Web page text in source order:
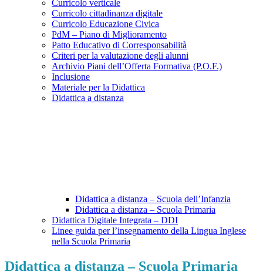
Curricolo verticale
Curricolo cittadinanza digitale
Curricolo Educazione Civica
PdM – Piano di Miglioramento
Patto Educativo di Corresponsabilità
Criteri per la valutazione degli alunni
Archivio Piani dell’Offerta Formativa (P.O.F.)
Inclusione
Materiale per la Didattica
Didattica a distanza
Didattica a distanza – Scuola dell’Infanzia
Didattica a distanza – Scuola Primaria
Didattica Digitale Integrata – DDI
Linee guida per l’insegnamento della Lingua Inglese
nella Scuola Primaria
Didattica a distanza – Scuola Primaria